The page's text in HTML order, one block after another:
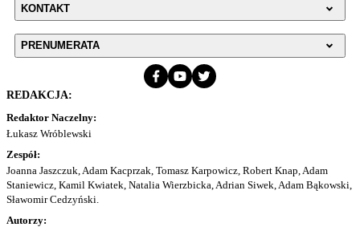
KONTAKT
PRENUMERATA
REDAKCJA:
Redaktor Naczelny:
Łukasz Wróblewski
Zespół:
Joanna Jaszczuk, Adam Kacprzak, Tomasz Karpowicz, Robert Knap, Adam
Staniewicz, Kamil Kwiatek, Natalia Wierzbicka, Adrian Siwek, Adam Bąkowski,
Sławomir Cedzyński.
Autorzy: